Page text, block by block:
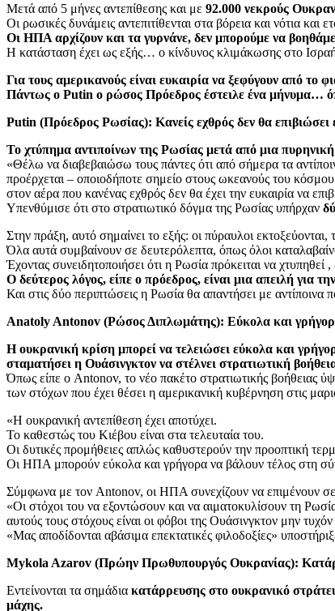
Μετά από 5 μήνες αντεπίθεσης και με 92.000 νεκρούς
Οι ρωσικές δυνάμεις αντεπιτίθενται στα βόρεια και νότια
Οι ΗΠΑ αρχίζουν και τα γυρνάνε, δεν μπορούμε να
Η κατάσταση έχει ως εξής… ο κίνδυνος κλιμάκωσης στο
Για τους αμερικανούς είναι ευκαιρία να ξεφύγουν από
Πάντως ο Putin ο ρώσος Πρόεδρος έστειλε ένα μήνυμα…
Putin (Πρόεδρος Ρωσίας): Κανείς εχθρός δεν θα επιβιώσει
Το χτύπημα αντιποίνων της Ρωσίας μετά από μια
«Θέλω να διαβεβαιώσω τους πάντες ότι από σήμερα τα
προέρχεται – οποιοδήποτε σημείο στους ωκεανούς του
στον αέρα που κανένας εχθρός δεν θα έχει την ευκαιρία να
Υπενθύμισε ότι στο στρατιωτικό δόγμα της Ρωσίας υπήρχαν
Στην πράξη, αυτό σημαίνει το εξής: οι πύραυλοι
Όλα αυτά συμβαίνουν σε δευτερόλεπτα, όπως όλοι
Έχοντας συνειδητοποιήσει ότι η Ρωσία πρόκειται να
Ο δεύτερος λόγος, είπε ο πρόεδρος, είναι μια απειλή για
Και στις δύο περιπτώσεις η Ρωσία θα απαντήσει με
Anatoly Antonov (Ρώσος Διπλωμάτης): Εύκολα και
Η ουκρανική κρίση μπορεί να τελειώσει εύκολα και
σταματήσει η Ουάσινγκτον να στέλνει στρατιωτική
Όπως είπε ο Antonov, το νέο πακέτο στρατιωτικής
των στόχων που έχει θέσει η αμερικανική κυβέρνηση στις
«Η ουκρανική αντεπίθεση έχει αποτύχει.
Το καθεστώς του Κιέβου είναι στα τελευταία του.
Οι δυτικές προμήθειες απλώς καθυστερούν την προοπτική
Οι ΗΠΑ μπορούν εύκολα και γρήγορα να βάλουν τέλος στη
Σύμφωνα με τον Antonov, οι ΗΠΑ συνεχίζουν να επιμένουν
«Οι στόχοι του να εξοντώσουν και να αιματοκυλίσουν τη
αυτούς τους στόχους είναι οι φόβοι της Ουάσινγκτον μην
«Μας αποδίδονται αβάσιμα επεκτατικές φιλοδοξίες»
Mykola Azarov (Πρώην Πρωθυπουργός Ουκρανίας):
Εντείνονται τα σημάδια κατάρρευσης στο ουκρανικό
μάχης.